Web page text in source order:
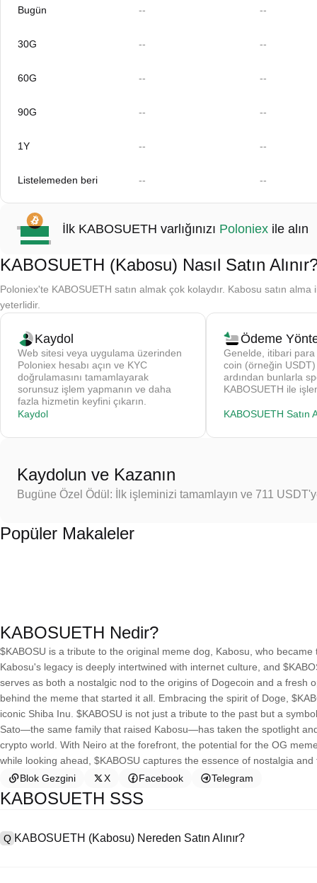
Bugün -- --
30G -- --
60G -- --
90G -- --
1Y -- --
Listelemeden beri -- --
İlk KABOSUETH varlığınızı Poloniex ile alın
KABOSUETH (Kabosu) Nasıl Satın
Poloniex'te KABOSUETH satın almak çok kolaydır. Kabosu satın
yeterlidir.
Kaydol
Web sitesi veya uygulama üzerinden
Poloniex hesabı açın ve KYC
doğrulamasını tamamlayarak
sorunsuz işlem yapmanın ve daha
fazla hizmetin keyfini çıkarın.
Kaydol
Ödeme
Genelde, itibari
coin (örneğin USDT)
ardından bunlarla
KABOSUETH ile
KABOSUETH Satın
Kaydolun ve Kazanın
Bugüne Özel Ödül: İlk işleminizi tamamlayın ve 711
Popüler Makaleler
KABOSUETH Nedir?
$KABOSU is a tribute to the original meme dog, Kabosu, who
Kabosu's legacy is deeply intertwined with internet culture, and
serves as both a nostalgic nod to the origins of Dogecoin and a fresh
behind the meme that started it all. Embracing the spirit of Doge,
iconic Shiba Inu. $KABOSU is not just a tribute to the past but a
Sato—the same family that raised Kabosu—has taken the spotlight
crypto world. With Neiro at the forefront, the potential for the OG
while looking ahead, $KABOSU captures the essence of nostalgia
Blok Gezgini
X Facebook Telegram
KABOSUETH SSS
Q KABOSUETH (Kabosu) Nereden Satın Alınır?